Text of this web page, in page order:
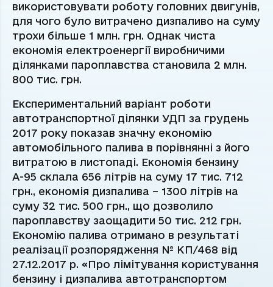
використовувати роботу головних двигунів,
для чого було витрачено дизпаливо на суму
трохи більше 1 млн. грн. Однак чиста
економія електроенергії виробничими
ділянками пароплавства становила 2 млн.
800 тис. грн.
Експериментальний варіант роботи
автотранспортної ділянки УДП за грудень
2017 року показав значну економію
автомобільного палива в порівнянні з його
витратою в листопаді. Економія бензину
А-95 склала 656 літрів на суму 17 тис. 712
грн., економія дизпалива – 1300 літрів на
суму 32 тис. 500 грн., що дозволило
пароплавству заощадити 50 тис. 212 грн.
Економію палива отримано в результаті
реалізації розпорядження № КП/468 від
27.12.2017 р. «Про лімітування користування
бензину і дизпалива автотранспортом